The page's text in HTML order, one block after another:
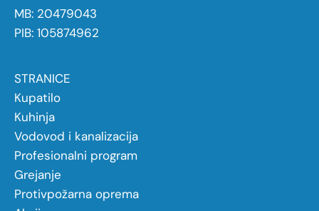
MB: 20479043
PIB: 105874962
STRANICE
Kupatilo
Kuhinja
Vodovod i kanalizacija
Profesionalni program
Grejanje
Protivpožarna oprema